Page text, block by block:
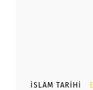
İSLAM TARIHI